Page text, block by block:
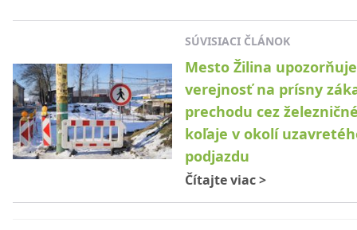
SÚVISIACI ČLÁNOK
Mesto Žilina upozorňuje
verejnosť na prísny
prechodu cez
koľaje v okolí
podjazdu
Čítajte viac>